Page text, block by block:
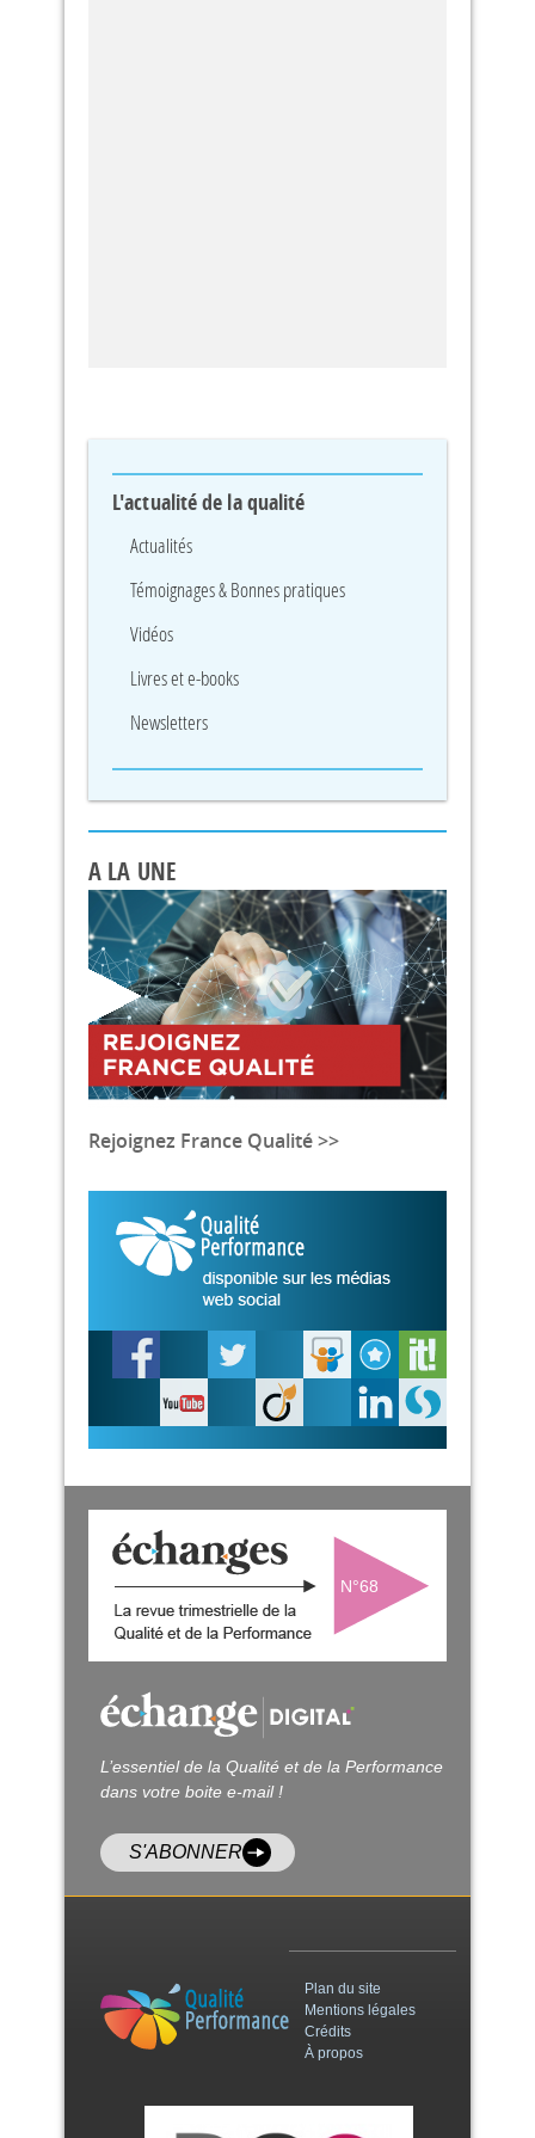
L'actualité de la qualité
Actualités
Témoignages & Bonnes pratiques
Vidéos
Livres et e-books
Newsletters
A LA UNE
Rejoignez France Qualité >>
N°68
L’essentiel de la Qualité et de la Performance
dans votre boite e-mail !
S'ABONNER
Plan du site
Mentions légales
Crédits
À propos